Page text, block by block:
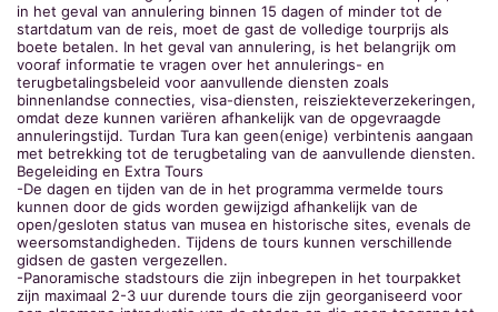
in het geval van annulering binnen 15 dagen of minder tot de
startdatum van de reis, moet de gast de volledige tourprijs als
boete betalen. In het geval van annulering, is het belangrijk om
vooraf informatie te vragen over het annulerings- en
terugbetalingsbeleid voor aanvullende diensten zoals
binnenlandse connecties, visa-diensten, reisziekteverzekeringen,
omdat deze kunnen variëren afhankelijk van de opgevraagde
annuleringstijd. Turdan Tura kan geen(enige) verbintenis aangaan
met betrekking tot de terugbetaling van de aanvullende diensten.
Begeleiding en Extra Tours
-De dagen en tijden van de in het programma vermelde tours
kunnen door de gids worden gewijzigd afhankelijk van de
open/gesloten status van musea en historische sites, evenals de
weersomstandigheden. Tijdens de tours kunnen verschillende
gidsen de gasten vergezellen.
-Panoramische stadstours die zijn inbegrepen in het tourpakket
zijn maximaal 2-3 uur durende tours die zijn georganiseerd voor